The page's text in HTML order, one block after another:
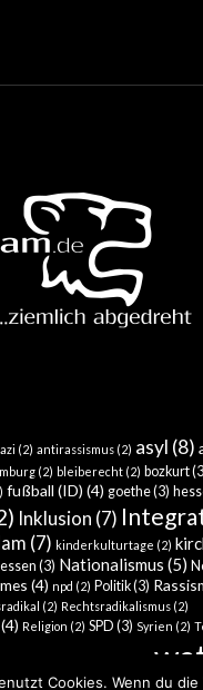
(2) antirassismus (2) asyl (8)
(2) bleiberecht (2) bozkurt
fußball (ID) (4) goethe(3)
Inklusion (7)
(7) kinderkulturtage (2)
(3) Nationalismus (5)
(4) npd (2) Politik(3)
(2) Rechtsradikalismus (2)
(4) Religion (2) SPD (3) Syrien (2)
Cookies. Wenn du